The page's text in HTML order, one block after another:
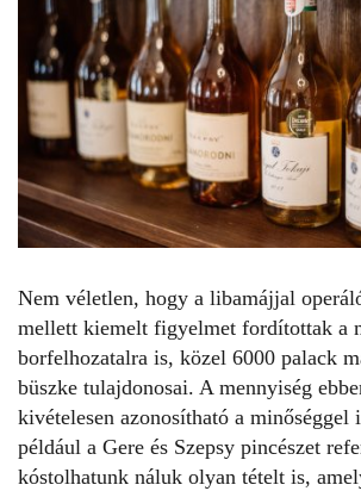
Nem véletlen, hogy a libamájjal
mellett kiemelt figyelmet fordítottak a
borfelhozatalra is, közel 6000 palack
büszke tulajdonosai. A mennyiség
kivételesen azonosítható a minőséggel
például a Gere és Szepsy pincészet
kóstolhatunk náluk olyan tételt is,